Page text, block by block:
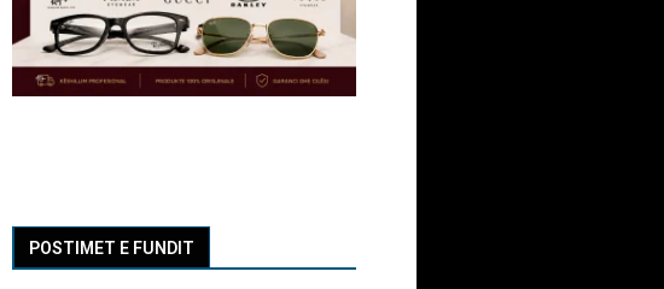
POSTIMET E FUNDIT